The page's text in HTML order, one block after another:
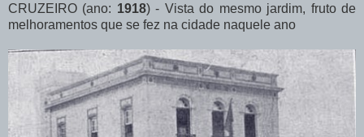
CRUZEIRO (ano: 1918) - Vista do mesmo jardim, fruto de
melhoramentos que se fez na cidade naquele ano